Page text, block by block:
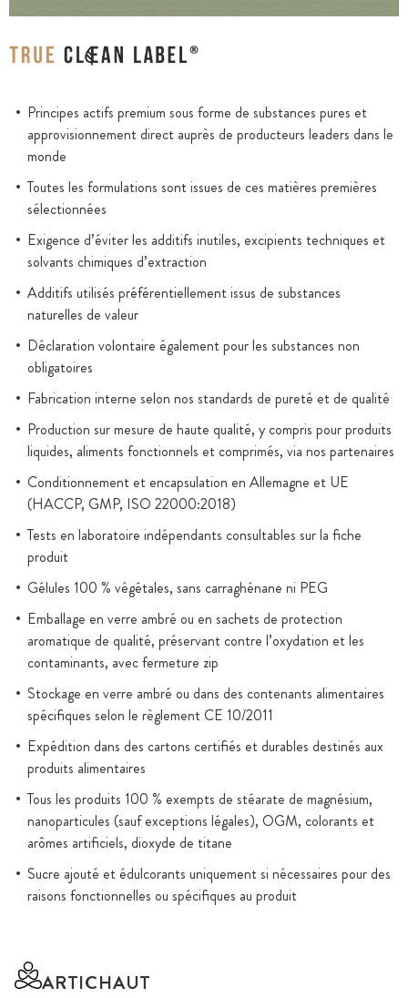
Principes actifs premium sous forme de substances pures et
approvisionnement direct auprès de producteurs leaders dans le
monde
Toutes les formulations sont issues de ces matières premières
sélectionnées
Exigence d’éviter les additifs inutiles, excipients techniques et
solvants chimiques d’extraction
Additifs utilisés préférentiellement issus de substances
naturelles de valeur
Déclaration volontaire également pour les substances non
obligatoires
Fabrication interne selon nos standards de pureté et de qualité
Production sur mesure de haute qualité, y compris pour produits
liquides, aliments fonctionnels et comprimés, via nos partenaires
Conditionnement et encapsulation en Allemagne et UE
(HACCP, GMP, ISO 22000:2018)
Tests en laboratoire indépendants consultables sur la fiche
produit
Gélules 100 % végétales, sans carraghénane ni PEG
Emballage en verre ambré ou en sachets de protection
aromatique de qualité, préservant contre l’oxydation et les
contaminants, avec fermeture zip
Stockage en verre ambré ou dans des contenants alimentaires
spécifiques selon le règlement CE 10/2011
Expédition dans des cartons certifiés et durables destinés aux
produits alimentaires
Tous les produits 100 % exempts de stéarate de magnésium,
nanoparticules (sauf exceptions légales), OGM, colorants et
arômes artificiels, dioxyde de titane
Sucre ajouté et édulcorants uniquement si nécessaires pour des
raisons fonctionnelles ou spécifiques au produit
ARTICHAUT